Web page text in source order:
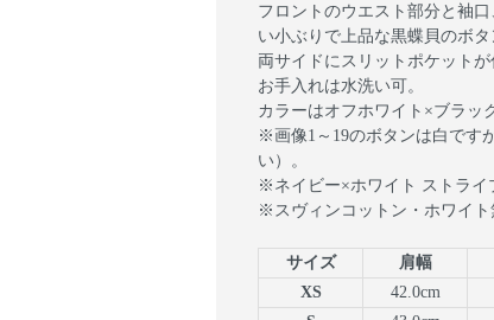
フロントのウエスト部分と袖
い小ぶりで上品な黒蝶貝のボタ
両サイドにスリットポケットが
お手入れは水洗い可。
カラーはオフホワイト×ブラッ
※画像1～19のボタンは白です
い）。
※ネイビー×ホワイト ストライ
※スヴィンコットン・ホワイト
サイズ 肩幅
XS
42.0cm